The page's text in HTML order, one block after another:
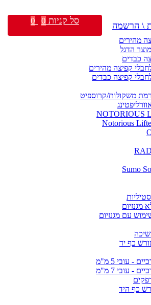
מהירים
הדגל
כבדים
קפיצה מהירים
קפיצה כבדים
משקולות/קרוספיט
מגנזיום
עם מגנזיום
כף יד
- עובי 5 מ"מ
- עובי 7 מ"מ
כף היד
\ הרשמה סל קניות 0
0